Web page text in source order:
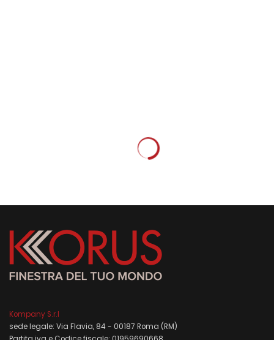
Come valorizzare la casa con gli
infissi scorrevoli